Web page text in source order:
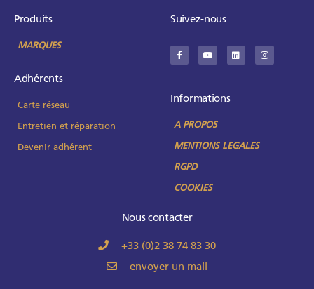
Produits
MARQUES
Adhérents
Carte réseau
Entretien et réparation
Devenir adhérent
Suivez-nous
Informations
A PROPOS
MENTIONS LEGALES
RGPD
COOKIES
Nous contacter
+33 (0)2 38 74 83 30
envoyer un mail